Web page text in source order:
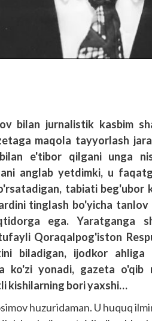
bilan jurnalistik kasbim
maqola tayyorlash
e'tibor qilgani unga
anglab yetdimki, u
tabiati beg'ubor
tinglash bo'yicha
ega. Yaratganga
Qoraqalpog'iston
biladigan, ijodkor
ko'zi yonadi, gazeta o'qib
kishilarning bori yaxshi…
huzuridaman. U huquq